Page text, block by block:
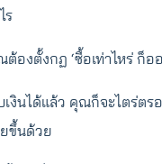
ร
องตั้งกฏ ‘ซื้อเท่าไหร่ ก็อ
เงินได้แล้ว คุณก็จะไตร่ต
ขึ้นด้วย